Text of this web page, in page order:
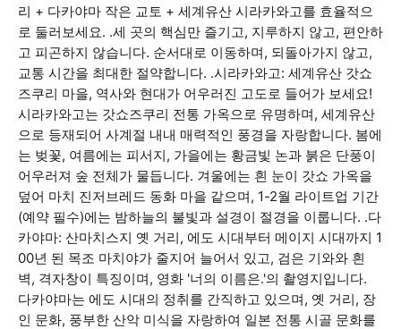
리 + 다카야마 작은 교토 + 세계유산 시라카와고를 효율적으
로 둘러보세요. .세 곳의 핵심만 즐기고, 지루하지 않고, 편안하
고 피곤하지 않습니다. 순서대로 이동하며, 되돌아가지 않고,
교통 시간을 최대한 절약합니다. .시라카와고: 세계유산 갓쇼
즈쿠리 마을, 역사와 현대가 어우러진 고도로 들어가 보세요!
시라카와고는 갓쇼즈쿠리 전통 가옥으로 유명하며, 세계유산
으로 등재되어 사계절 내내 매력적인 풍경을 자랑합니다. 봄에
는 벚꽃, 여름에는 피서지, 가을에는 황금빛 논과 붉은 단풍이
어우러져 숲 전체가 물듭니다. 겨울에는 흰 눈이 갓쇼 가옥을
덮어 마치 진저브레드 동화 마을 같으며, 1-2월 라이트업 기간
(예약 필수)에는 밤하늘의 불빛과 설경이 절경을 이룹니다. .다
카야마: 산마치스지 옛 거리, 에도 시대부터 메이지 시대까지 1
00년 된 목조 마치야가 줄지어 늘어서 있고, 검은 기와와 흰
벽, 격자창이 특징이며, 영화 '너의 이름은.'의 촬영지입니다.
다카야마는 에도 시대의 정취를 간직하고 있으며, 옛 거리, 장
인 문화, 풍부한 산악 미식을 자랑하여 일본 전통 시골 문화를